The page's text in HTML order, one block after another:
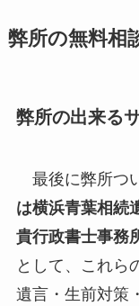
弊所の無料相
弊所の出来る
最後に弊所つ
は横浜青葉相続
貴行政書士事務
として、これら
遺言・生前対策